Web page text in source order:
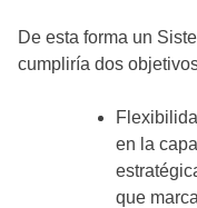
De esta forma un
cumpliría dos
en la
que